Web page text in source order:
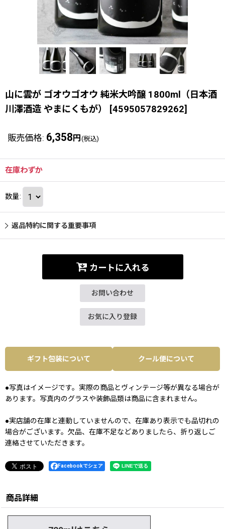
山に雲が ゴオウゴオウ 純米大吟醸 1800ml（日本酒
川澤酒造 やまにくもが）
[4595057829262]
販売価格: 6,358 円 (税込)
在庫わずか
数量:
返品特約に関する重要事項
カートに入れる
お問い合わせ
お気に入り登録
ギフト包装について クール便について
●写真はイメージです。実際の商品とヴィンテージ等が異なる場合が
あります。写真内のグラスや装飾品類は商品に含まれません。
●実店舗の在庫と連動していませんので、在庫あり表示でも品切れの
場合がございます。欠品、在庫不足などありましたら、折り返しご
連絡させていただきます。
Facebookでシェア
商品詳細